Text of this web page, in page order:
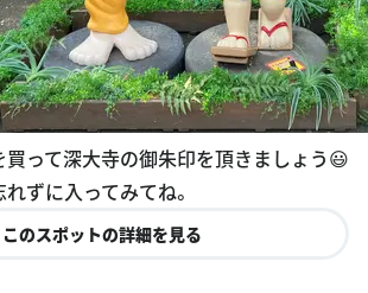
買って深大寺の御朱印を頂きましょう😃
ずに入ってみてね。
このスポットの詳細を見る